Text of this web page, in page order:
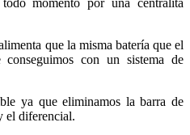
momento por una centralita
que la misma batería que el
con un sistema de
ya que eliminamos la barra de
el diferencial.